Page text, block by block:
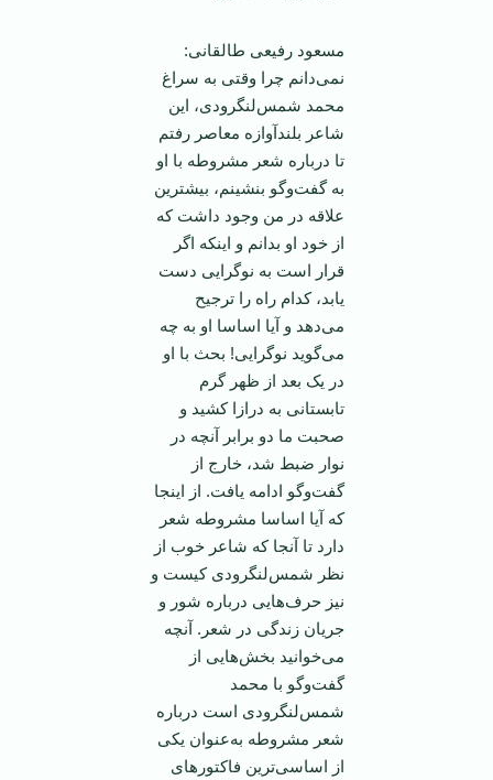
مسعود رفیعی طالقانی:
نمی‌دانم چرا وقتی به سراغ
محمد شمس‌لنگرودی، این
شاعر بلندآوازه معاصر رفتم
تا درباره شعر مشروطه با او
به گفت‌وگو بنشینم، بیشترین
علاقه در من وجود داشت که
از خود او بدانم و اینکه اگر
قرار است به نوگرایی دست
یابد، کدام راه را ترجیح
می‌دهد و آیا اساسا او به چه
می‌گوید نوگرایی! بحث با او
در یک بعد از ظهر گرم
تابستانی به درازا کشید و
صحبت ما دو برابر آنچه در
نوار ضبط شد، خارج از
گفت‌وگو ادامه یافت. از اینجا
که آیا اساسا مشروطه شعر
دارد تا آنجا که شاعر خوب از
نظر شمس‌لنگرودی کیست و
نیز حرف‌هایی درباره شور و
جریان زندگی در شعر. آنچه
می‌خوانید بخش‌هایی از
گفت‌وگو با محمد
شمس‌لنگرودی است درباره
شعر مشروطه به‌عنوان یکی
از اساسی‌ترین فاکتورهای